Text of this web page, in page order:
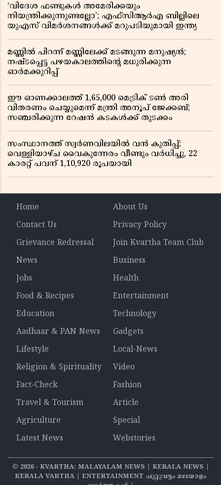
‘വിദേശ ഫണ്ടുകൾ അമേരിക്കയും
നിയന്ത്രിക്കുന്നുണ്ടല്ലോ’; എഫ്സിആർഎ ബില്ലിലെ
യുഎസ് വിമർശനങ്ങൾക്ക് മറുപടിയുമായി ഇന്ത്യ
മണ്ണിൽ പിറന്ന് മണ്ണിലേക്ക് മടങ്ങുന്ന മനുഷ്യൻ;
നഷ്ടപ്പെട്ട പഴയകാലത്തിൻ്റെ മധുരിക്കുന്ന
ഓർമക്കുറിപ്പ്
ഈ ഓണക്കാലത്ത് 1,65,000 മെട്രിക് ടൺ അരി
വിതരണം ചെയ്യുമെന്ന് മന്ത്രി അനൂപ് ജേക്കബ്;
സഞ്ചരിക്കുന്ന റേഷൻ കടകൾക്ക് തുടക്കം
സംസ്ഥാനത്ത് സ്വർണവിലയിൽ വൻ കുതിപ്പ്;
വെള്ളിയാഴ്ച വൈകുന്നേരം വീണ്ടും വർധിച്ചു, 22
കാരറ്റ് പവന് 1,10,920 രൂപയായി
Home
About Us
Contact Us
Privacy Policy
Grievance Redressal
Join Kvartha Team Club
News
Business
Jobs
Health
Food & Recipes
Entertainment
Education
Technology
Aadhaar & PAN News
Gadgets
Lifestyle
Local-News
Religion & Spirituality
Video
Fact-Check
Fashion
Travel & Tourism
Article
Agriculture
Special
Latest News
Webstories
© 2026‧ KVARTHA: MALAYALAM NEWS | KERALA NEWS |
KERALA VARTHA | ENTERTAINMENT ചുറ്റുവട്ടം മലയാളം